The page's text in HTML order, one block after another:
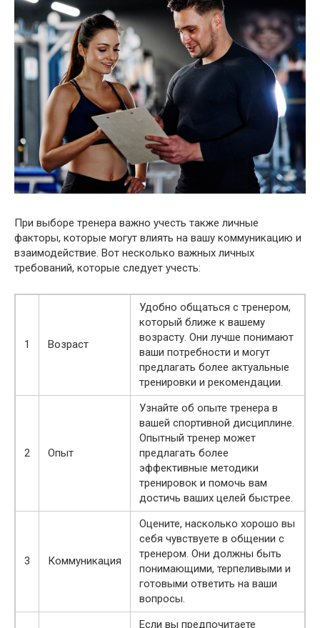
При выборе тренера важно учесть также личные
факторы, которые могут влиять на вашу коммуникацию и
взаимодействие. Вот несколько важных личных
требований, которые следует учесть:
1 Возраст
Удобно общаться с тренером,
который ближе к вашему
возрасту. Они лучше понимают
ваши потребности и могут
предлагать более актуальные
тренировки и рекомендации.
2 Опыт
Узнайте об опыте тренера в
вашей спортивной дисциплине.
Опытный тренер может
предлагать более
эффективные методики
тренировок и помочь вам
достичь ваших целей быстрее.
3 Коммуникация
Оцените, насколько хорошо вы
себя чувствуете в общении с
тренером. Они должны быть
понимающими, терпеливыми и
готовыми ответить на ваши
вопросы.
Если вы предпочитаете